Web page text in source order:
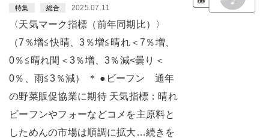
特集 総合 2025.07.11
〈天気マーク指標（前年同期比）〉
（7％増≦快晴、3％増≦晴れ＜7％増、
0％≦晴れ間＜3％増、3％減<曇り＜
0％、雨≦3％減） ＊ ●ビーフン 通年
の野菜販促協業に期待 天気指標：晴れ
ビーフンやフォーなどコメを主原料と
しためんの市場は順調に拡大…続きを